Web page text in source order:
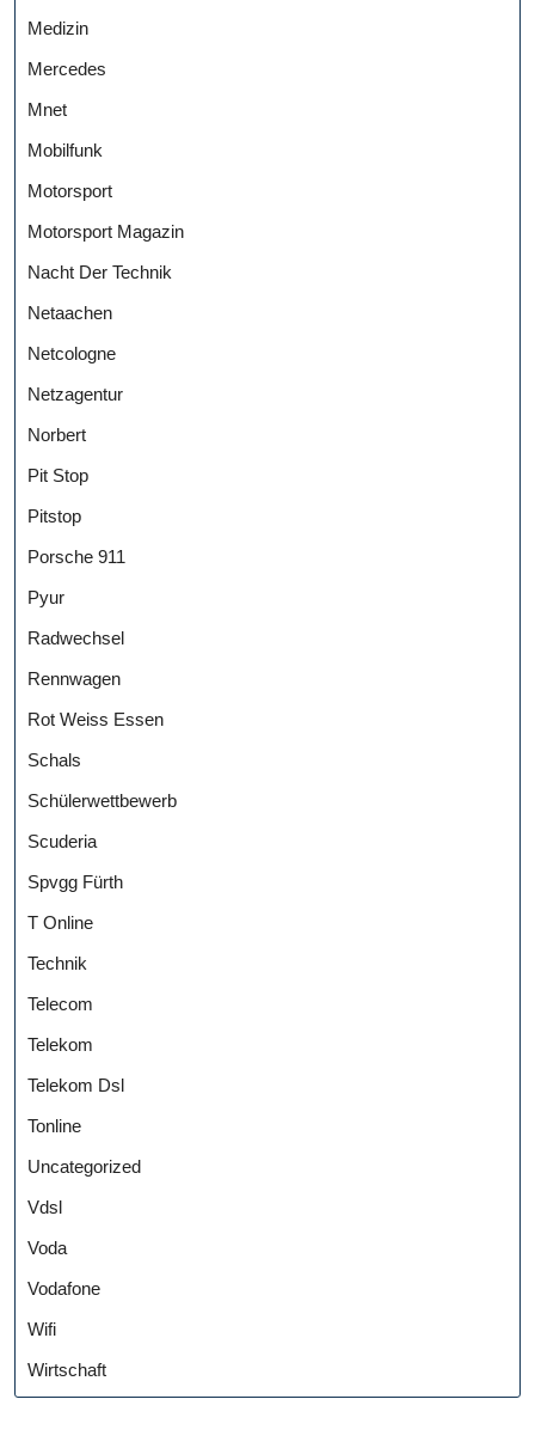
Medizin
Mercedes
Mnet
Mobilfunk
Motorsport
Motorsport Magazin
Nacht Der Technik
Netaachen
Netcologne
Netzagentur
Norbert
Pit Stop
Pitstop
Porsche 911
Pyur
Radwechsel
Rennwagen
Rot Weiss Essen
Schals
Schülerwettbewerb
Scuderia
Spvgg Fürth
T Online
Technik
Telecom
Telekom
Telekom Dsl
Tonline
Uncategorized
Vdsl
Voda
Vodafone
Wifi
Wirtschaft